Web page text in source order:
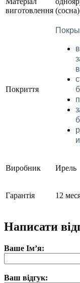
виготовлення (сосна)
Покриття
Виробник Ирель
Гарантія 12
Написати
Ваше Ім’я:
Ваш відгук: